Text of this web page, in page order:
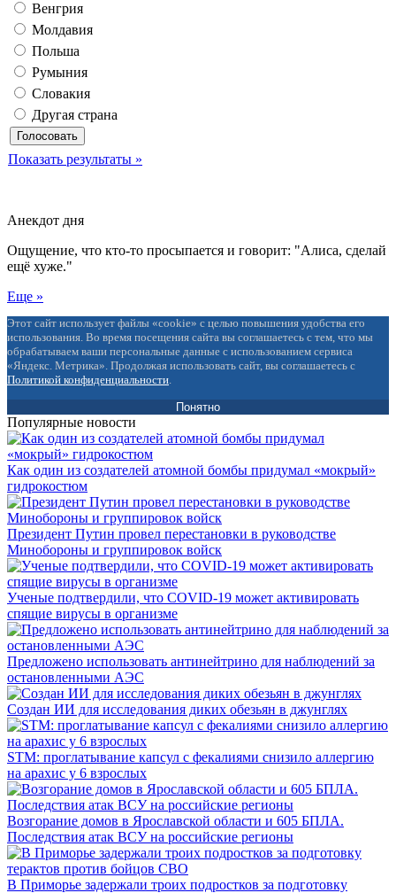
Венгрия
Молдавия
Польша
Румыния
Словакия
Другая страна
Показать результаты »
Анекдот дня
Ощущение, что кто-то просыпается и говорит: "Алиса, сделай
ещё хуже."
Еще »
Этот сайт использует файлы «cookie» с целью повышения удобства его
использования. Во время посещения сайта вы соглашаетесь с тем, что мы
обрабатываем ваши персональные данные с использованием сервиса
«Яндекс. Метрика». Продолжая использовать сайт, вы соглашаетесь с
Политикой конфиденциальности.
Понятно
Популярные новости
Как один из создателей атомной бомбы придумал «мокрый»
гидрокостюм
Президент Путин провел перестановки в руководстве
Минобороны и группировок войск
Ученые подтвердили, что COVID-19 может активировать
спящие вирусы в организме
Предложено использовать антинейтрино для наблюдений за
остановленными АЭС
Создан ИИ для исследования диких обезьян в джунглях
STM: проглатывание капсул с фекалиями снизило аллергию
на арахис у 6 взрослых
Возгорание домов в Ярославской области и 605 БПЛА.
Последствия атак ВСУ на российские регионы
В Приморье задержали троих подростков за подготовку